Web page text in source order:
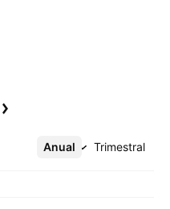
Anual Trimestral
Mais